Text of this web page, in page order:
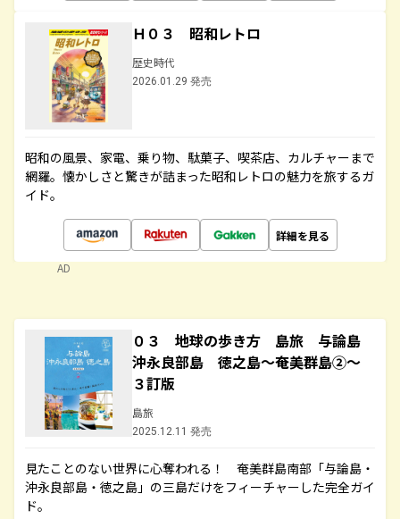
Ｈ０３ 昭和レトロ
歴史時代
2026.01.29 発売
昭和の風景、家電、乗り物、駄菓子、喫茶店、カルチャーまで
網羅。懐かしさと驚きが詰まった昭和レトロの魅力を旅するガ
イド。
詳細を見る
AD
０３ 地球の歩き方 島旅 与論島
沖永良部島 徳之島～奄美群島②～
３訂版
島旅
2025.12.11 発売
見たことのない世界に心奪われる！ 奄美群島南部「与論島・
沖永良部島・徳之島」の三島だけをフィーチャーした完全ガイ
ド。